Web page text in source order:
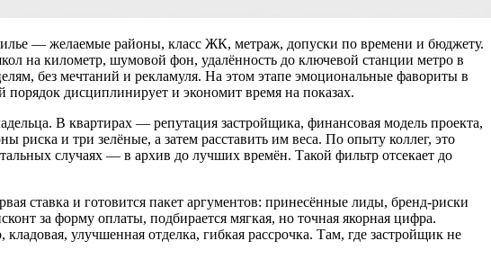
— желаемые районы, класс ЖК, метраж, допуски по времени и бюджету.
на километр, шумовой фон, удалённость до ключевой станции метро в
без мечтаний и рекламуля. На этом этапе эмоциональные фавориты в
порядок дисциплинирует и экономит время на показах.
В квартирах — репутация застройщика, финансовая модель проекта,
риска и три зелёные, а затем расставить им веса. По опыту коллег, это
случаях — в архив до лучших времён. Такой фильтр отсекает до
ставка и готовится пакет аргументов: принесённые лиды, бренд‑риски
за форму оплаты, подбирается мягкая, но точная якорная цифра.
улучшенная отделка, гибкая рассрочка. Там, где застройщик не